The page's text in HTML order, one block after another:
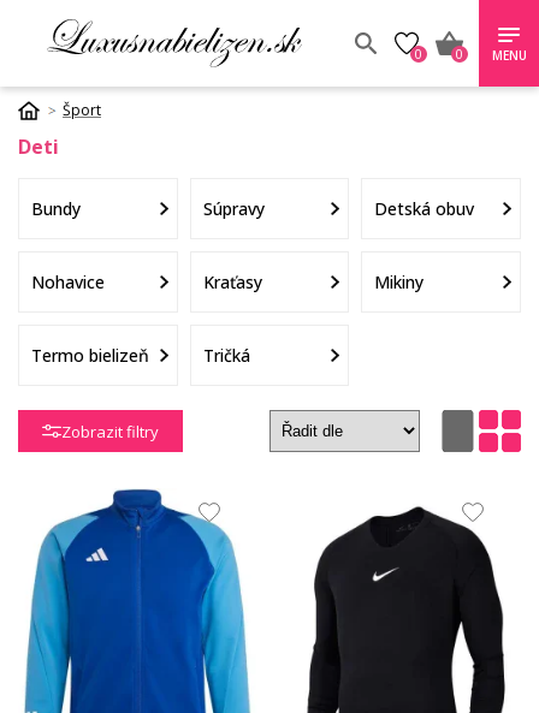
0 0 MENU
Šport
Deti
Bundy Súpravy Detská obuv
Nohavice Kraťasy Mikiny
Termo bielizeň Tričká
Zobrazit filtry